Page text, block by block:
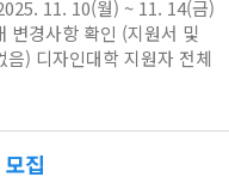
11. 10(월) ~ 11. 14(금)
경사항 확인 (지원서 및
) 디자인대학 지원자 전체
원자:포트폴리오 제출
디자인대행정팀)
오 기본양식: A4 컬러인쇄물
집